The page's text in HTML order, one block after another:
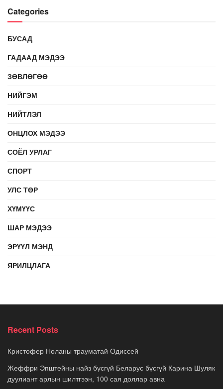
Categories
БУСАД
ГАДААД МЭДЭЭ
ЗӨВЛӨГӨӨ
НИЙГЭМ
НИЙТЛЭЛ
ОНЦЛОХ МЭДЭЭ
СОЁЛ УРЛАГ
СПОРТ
УЛС ТӨР
ХҮМҮҮС
ШАР МЭДЭЭ
ЭРҮҮЛ МЭНД
ЯРИЛЦЛАГА
Recent Posts
Кристофер Ноланы трауматай Одиссей
Жеффри Эпштейны найз бүсгүй Беларус бүсгүй Карина Шуляк
дуулиант арлын шилтгээн, 100 сая доллар авна